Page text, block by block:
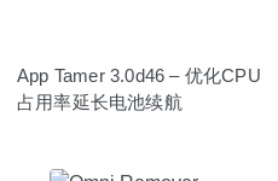
App Tamer 3.0d46 – 优化CPU
占用率延长电池续航